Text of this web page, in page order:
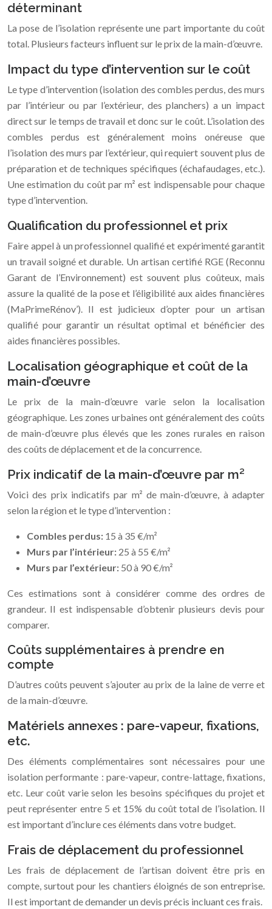
déterminant
La pose de l’isolation représente une part importante du coût
total. Plusieurs facteurs influent sur le prix de la main-d’œuvre.
Impact du type d’intervention sur le coût
Le type d’intervention (isolation des combles perdus, des murs
par l’intérieur ou par l’extérieur, des planchers) a un impact
direct sur le temps de travail et donc sur le coût. L’isolation des
combles perdus est généralement moins onéreuse que
l’isolation des murs par l’extérieur, qui requiert souvent plus de
préparation et de techniques spécifiques (échafaudages, etc.).
Une estimation du coût par m² est indispensable pour chaque
type d’intervention.
Qualification du professionnel et prix
Faire appel à un professionnel qualifié et expérimenté garantit
un travail soigné et durable. Un artisan certifié RGE (Reconnu
Garant de l’Environnement) est souvent plus coûteux, mais
assure la qualité de la pose et l’éligibilité aux aides financières
(MaPrimeRénov’). Il est judicieux d’opter pour un artisan
qualifié pour garantir un résultat optimal et bénéficier des
aides financières possibles.
Localisation géographique et coût de la
main-d’œuvre
Le prix de la main-d’œuvre varie selon la localisation
géographique. Les zones urbaines ont généralement des coûts
de main-d’œuvre plus élevés que les zones rurales en raison
des coûts de déplacement et de la concurrence.
Prix indicatif de la main-d’œuvre par m²
Voici des prix indicatifs par m² de main-d’œuvre, à adapter
selon la région et le type d’intervention :
Combles perdus: 15 à 35 €/m²
Murs par l’intérieur: 25 à 55 €/m²
Murs par l’extérieur: 50 à 90 €/m²
Ces estimations sont à considérer comme des ordres de
grandeur. Il est indispensable d’obtenir plusieurs devis pour
comparer.
Coûts supplémentaires à prendre en
compte
D’autres coûts peuvent s’ajouter au prix de la laine de verre et
de la main-d’œuvre.
Matériels annexes : pare-vapeur, fixations,
etc.
Des éléments complémentaires sont nécessaires pour une
isolation performante : pare-vapeur, contre-lattage, fixations,
etc. Leur coût varie selon les besoins spécifiques du projet et
peut représenter entre 5 et 15% du coût total de l’isolation. Il
est important d’inclure ces éléments dans votre budget.
Frais de déplacement du professionnel
Les frais de déplacement de l’artisan doivent être pris en
compte, surtout pour les chantiers éloignés de son entreprise.
Il est important de demander un devis précis incluant ces frais.